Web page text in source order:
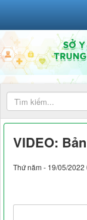
VIDEO:
Thứ năm - 19/05/2022